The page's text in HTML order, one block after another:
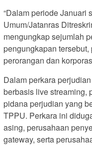
“Dalam periode Januari
Umum/Jatanras
mengungkap sejumlah
pengungkapan
perorangan dan
Dalam perkara
berbasis live streaming,
pidana perjudian yang
TPPU. Perkara ini
asing, perusahaan
gateway, serta